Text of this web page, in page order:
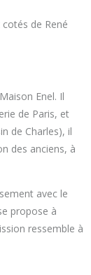
de René
Enel. Il
de Paris, et
de Charles), il
des anciens, à
avec le
propose à
ressemble à